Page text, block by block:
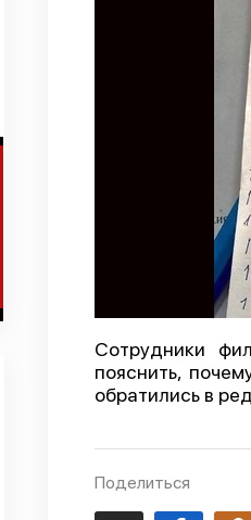
Сотрудники
пояснить,
обратились в
Поделиться